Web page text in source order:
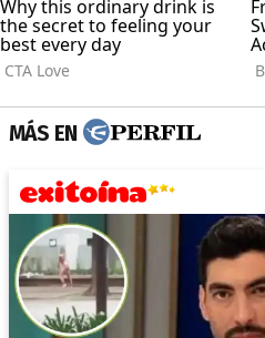
MÁS EN